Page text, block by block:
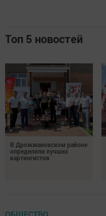
Топ 5 новостей
В Дрожжановском районе
определили лучших
картингистов